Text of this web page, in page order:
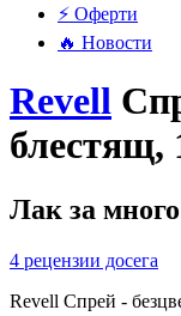
⚡ Оферти
🔥 Новости
Revell
блестящ,
Лак за
4 рецензии досега
Revell Спрей -